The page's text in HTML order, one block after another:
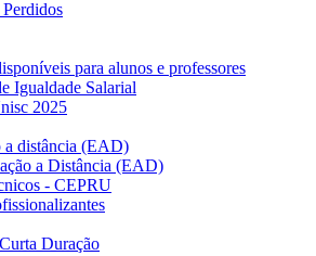
para alunos e professores
Igualdade Salarial
2025
a distância (EAD)
a Distância (EAD)
- CEPRU
Duração